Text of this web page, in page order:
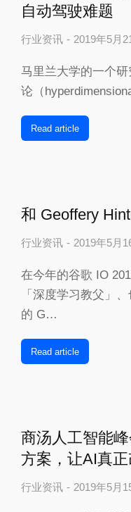
自动驾驶难题
行业资讯 2019年5月
马里兰大学的一个
论（
Read article
和 Geoffery
行业资讯 2019年5月
在今年的谷歌 IO
「深度学习教父」
的 G…
Read article
商汤人工智能
方案，让AI真
行业资讯 2019年5月